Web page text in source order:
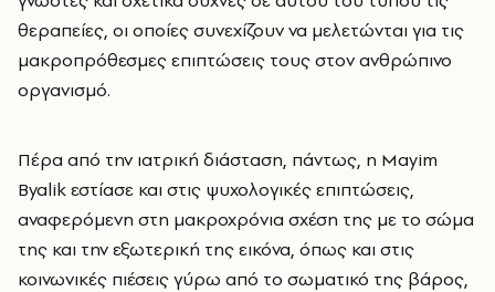
θεραπείες, οι οποίες συνεχίζουν να μελετώνται για τις
μακροπρόθεσμες επιπτώσεις τους στον ανθρώπινο
οργανισμό.
Πέρα από την ιατρική διάσταση, πάντως, η Mayim
Byalik εστίασε και στις ψυχολογικές επιπτώσεις,
αναφερόμενη στη μακροχρόνια σχέση της με το σώμα
της και την εξωτερική της εικόνα, όπως και στις
κοινωνικές πιέσεις γύρω από το σωματικό της βάρος,